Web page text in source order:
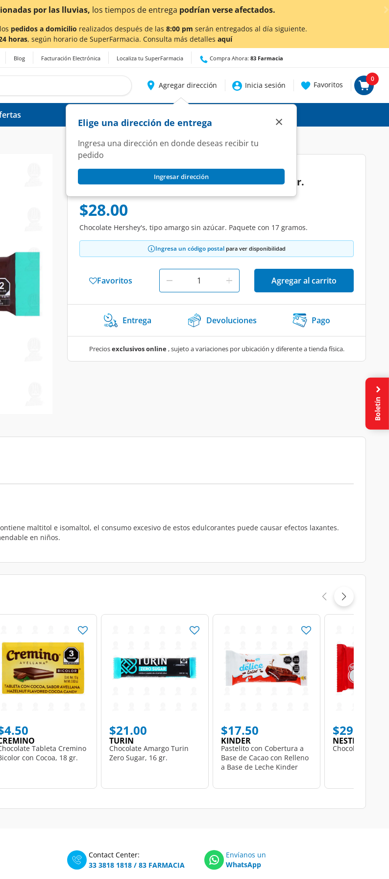
los tiempos de entregapodrían verse afectados.
pedidos a domicilio realizados después de las 8:00 pm serán entregados al día siguiente.
horas, según horario de SuperFarmacia. Consulta más detalles aquí
Blog Facturación Electrónica Localiza tu SuperFarmacia Compra Ahora: 83 Farmacia
Agregar dirección
Elige una dirección de entrega
Ingresa una dirección en donde deseas recibir tu
pedido
Ingresar dirección
×
Inicia sesión Favoritos
0
HERSHEY'S
Chocolate Amargo Hershey's Zero Sugar, 17 gr.
$28.00
Chocolate Hershey's, tipo amargo sin azúcar. Paquete con 17 gramos.
Ingresa un código postal para ver disponibilidad
Favoritos Agregar al carrito
Entrega Devoluciones Pago
Preciosexclusivos online, sujeto a variaciones por ubicación y diferente a tienda física.
maltitol e isomaltol, el consumo excesivo de estos edulcorantes puede causar efectos laxantes.
en niños.
Tableta Cremino
con Cocoa, 18 gr.
$21.00
TURIN
Chocolate Amargo Turin
Zero Sugar, 16 gr.
$17.50
KINDER
Pastelito con Cobertura a
Base de Cacao con Relleno
a Base de Leche Kinder
$29.50
NESTLÉ
Chocolate Kit
Contact Center:
33 3818 1818 / 83 FARMACIA
Envíanos un
WhatsApp
Boletín